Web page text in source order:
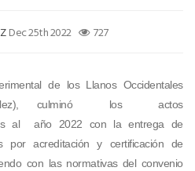
Dec 25th 2022 727
de los Llanos Occidentales
culminó los actos
al año 2022 con la entrega de
por acreditación y certificación de
con las normativas del convenio